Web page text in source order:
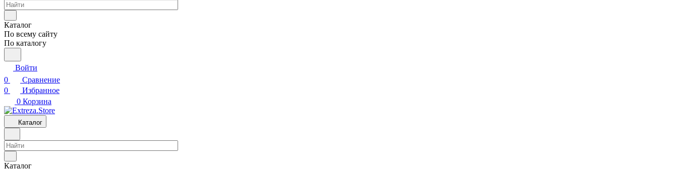
Каталог
По всему сайту
По каталогу
Войти
0
Сравнение
0
Избранное
0 Корзина
Каталог
Каталог